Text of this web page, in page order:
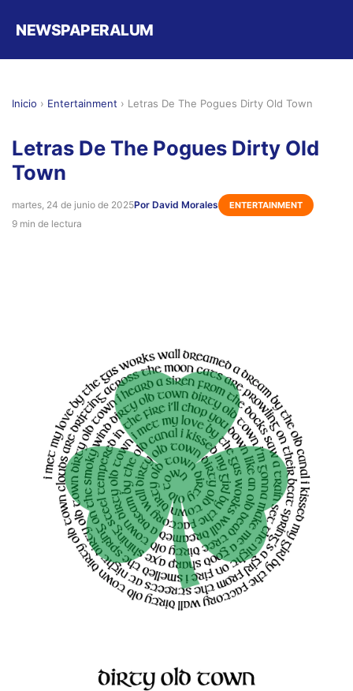
NEWSPAPERALUM
Inicio › Entertainment › Letras De The Pogues Dirty Old Town
Letras De The Pogues Dirty Old
Town
martes, 24 de junio de 2025Por David Morales ENTERTAINMENT
9 min de lectura